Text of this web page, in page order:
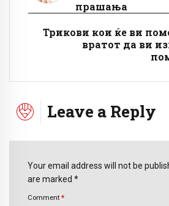
прашања
Трикови кои ќе ви
вратот да ви
Leave a Reply
Your email address will not be
are marked *
Comment *